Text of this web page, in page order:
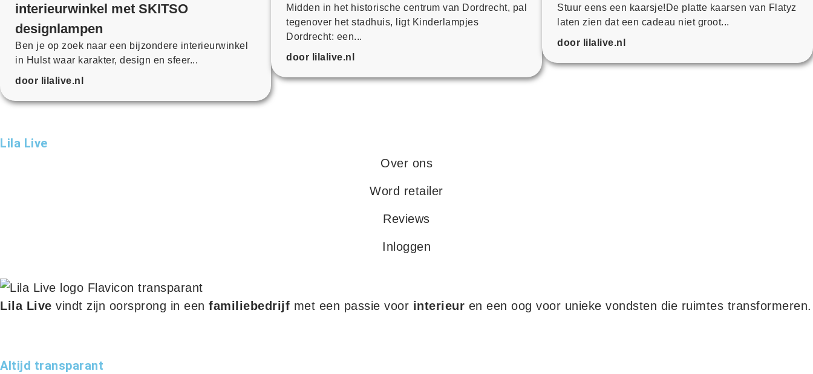
interieurwinkel met SKITSO
designlampen
Ben je op zoek naar een bijzondere interieurwinkel
in Hulst waar karakter, design en sfeer...
door lilalive.nl
Midden in het historische centrum van Dordrecht, pal
tegenover het stadhuis, ligt Kinderlampjes
Dordrecht: een...
door lilalive.nl
Stuur eens een kaarsje!De platte kaarsen van Flatyz
laten zien dat een cadeau niet groot...
door lilalive.nl
Lila Live
Over ons
Word retailer
Reviews
Inloggen
Lila Live vindt zijn oorsprong in een familiebedrijf met een passie voor interieur en een oog voor unieke vondsten die ruimtes transformeren.
Altijd transparant